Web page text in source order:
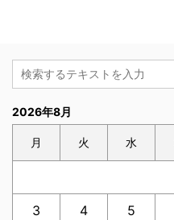
2026年8月
月 火 水
3 4 5